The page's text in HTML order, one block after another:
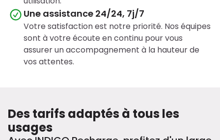
Une assistance 24/24, 7j/7
Votre satisfaction est notre priorité. Nos équipes
sont à votre écoute en continu pour vous
assurer un accompagnement à la hauteur de
vos attentes.
Des tarifs adaptés à tous les
usages